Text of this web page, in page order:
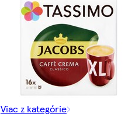
Viac z kategórie